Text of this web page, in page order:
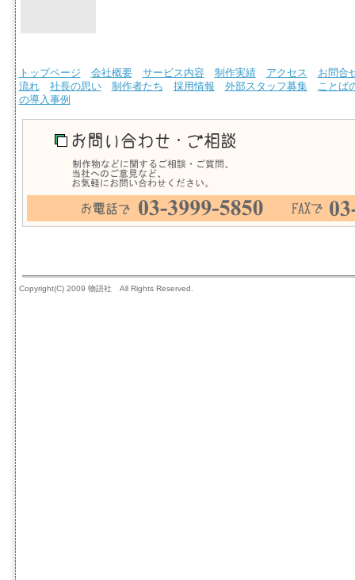
トップページ 会社概要 サービス内容 制作実績 アクセス
お問合
流れ
社長の思い 制作者たち 採用情報 外部スタッフ募集
ことば
の導入事例
Copyright(C) 2009 物語社 All Rights Reserved.